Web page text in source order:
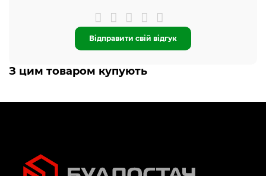
Відправити свій відгук
З цим товаром купують